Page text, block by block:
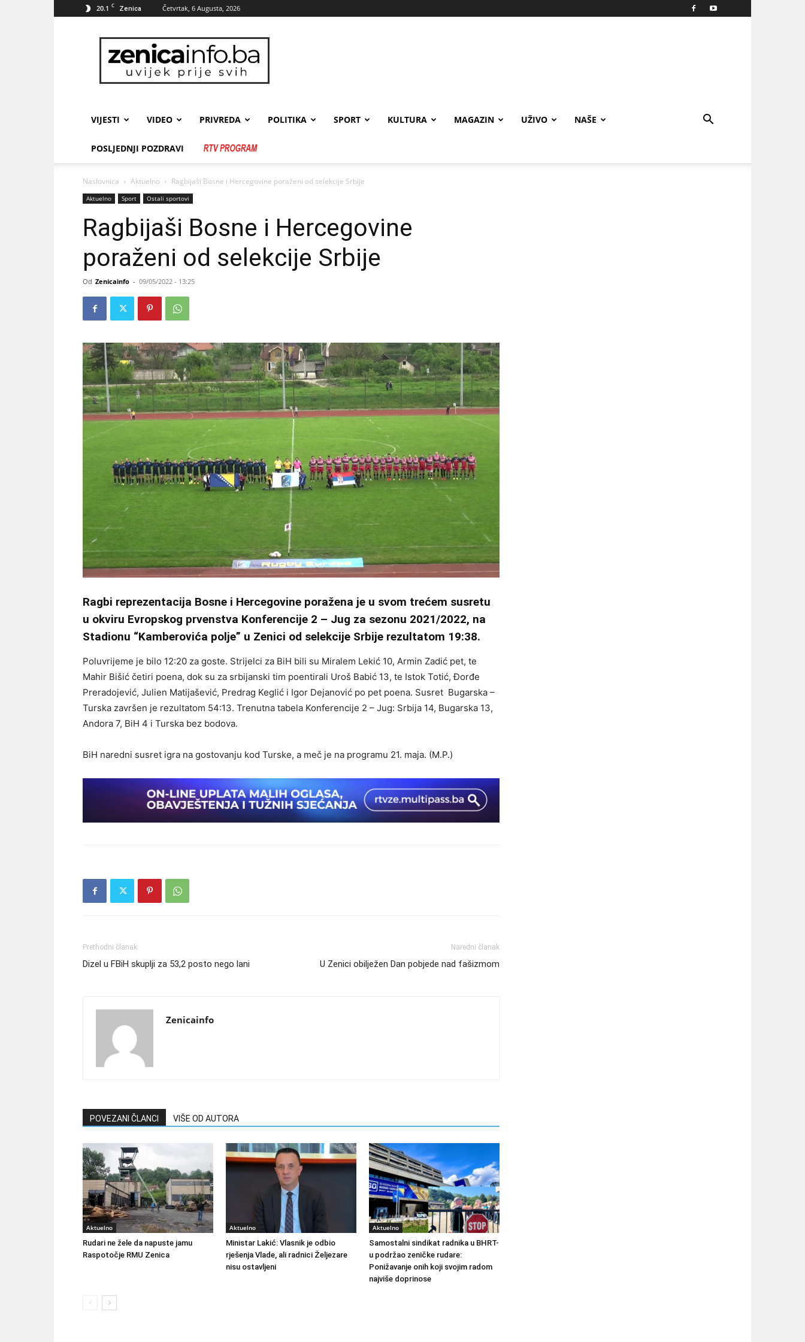
20.1 C Zenica Četvrtak, 6 Augusta, 2026
zenicainfo.ba
VIJESTI VIDEO PRIVREDA POLITIKA SPORT KULTURA MAGAZIN UŽIVO NAŠE
POSLJEDNJI POZDRAVI
Naslovnica Aktuelno Ragbijaši Bosne i Hercegovine poraženi od selekcije Srbije
Aktuelno Sport Ostali sportovi
Ragbijaši Bosne i Hercegovine
poraženi od selekcije Srbije
Od Zenicainfo - 09/05/2022 - 13:25
Ragbi reprezentacija Bosne i Hercegovine poražena je u svom trećem susretu
u okviru Evropskog prvenstva Konferencije 2 – Jug za sezonu 2021/2022, na
Stadionu “Kamberovića polje” u Zenici od selekcije Srbije rezultatom 19:38.
Poluvrijeme je bilo 12:20 za goste. Strijelci za BiH bili su Miralem Lekić 10, Armin Zadić pet, te
Mahir Bišić četiri poena, dok su za srbijanski tim poentirali Uroš Babić 13, te Istok Totić, Đorđe
Preradojević, Julien Matijašević, Predrag Keglić i Igor Dejanović po pet poena. Susret Bugarska –
Turska završen je rezultatom 54:13. Trenutna tabela Konferencije 2 – Jug: Srbija 14, Bugarska 13,
Andora 7, BiH 4 i Turska bez bodova.
BiH naredni susret igra na gostovanju kod Turske, a meč je na programu 21. maja. (M.P.)
Prethodni članak
Dizel u FBiH skuplji za 53,2 posto nego lani
Naredni članak
U Zenici obilježen Dan pobjede nad fašizmom
Zenicainfo
POVEZANI ČLANCI VIŠE OD AUTORA
Aktuelno
Rudari ne žele da napuste jamu
Raspotočje RMU Zenica
Aktuelno
Ministar Lakić: Vlasnik je odbio
rješenja Vlade, ali radnici Željezare
nisu ostavljeni
Aktuelno
Samostalni sindikat radnika u BHRT-
u podržao zeničke rudare:
Ponižavanje onih koji svojim radom
najviše doprinose